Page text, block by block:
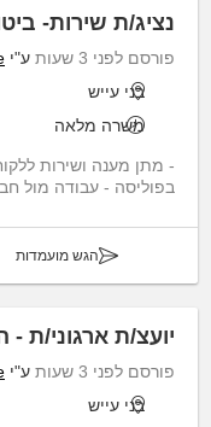
נציג/ת שירות-
פורסם לפני 3 שעות ע"י
בני עייש
משרה מלאה
- מתן מענה ושירות
בפוליסה - עבודה מול
הגש מועמדות
יועצ/ת ארגוני/ת
פורסם לפני 3 שעות ע"י
בני עייש